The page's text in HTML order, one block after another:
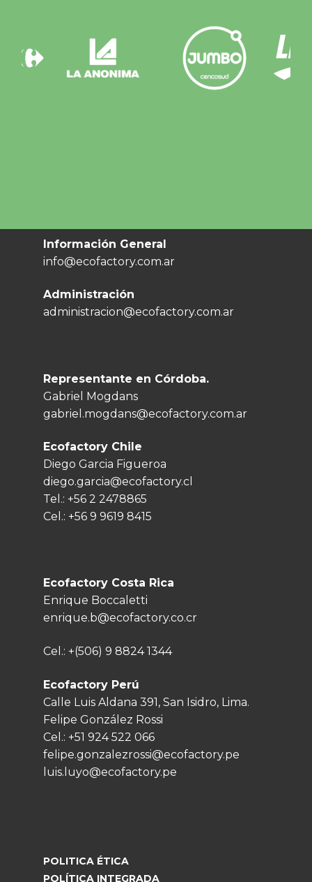
Información General
info@ecofactory.com.ar
Administración
administracion@ecofactory.com.ar
Representante en Córdoba.
Gabriel Mogdans
gabriel.mogdans@ecofactory.com.ar
Ecofactory Chile
Diego Garcia Figueroa
diego.garcia@ecofactory.cl
Tel.:+56 2 2478865
Cel.:+56 9 9619 8415
Ecofactory Costa Rica
Enrique Boccaletti
enrique.b@ecofactory.co.cr
Cel.:+(506) 9 8824 1344
Ecofactory Perú
Calle Luis Aldana 391, San Isidro, Lima.
Felipe González Rossi
Cel.:+51 924 522 066
felipe.gonzalezrossi@ecofactory.pe
luis.luyo@ecofactory.pe
POLITICA ÉTICA
POLÍTICA INTEGRADA